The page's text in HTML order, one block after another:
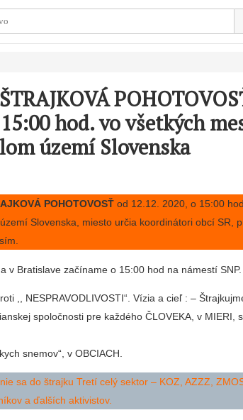
hod. vo všetkých
území Slovenska
POHOTOVOSŤ od 12.12. 2020, o 15:00
Slovenska, miesto určia koordinátori obcí SR,
v Bratislave začíname o 15:00 hod na námestí SNP.
,, NESPRAVODLIVOSTI“. Vízia a cieľ : –
spoločnosti pre každého ČLOVEKA, v MIERI,
snemov“, v OBCIACH.
sa do štrajku Tretí celý sektor – KOZ, AZZZ,
a ďalších aktivistov.